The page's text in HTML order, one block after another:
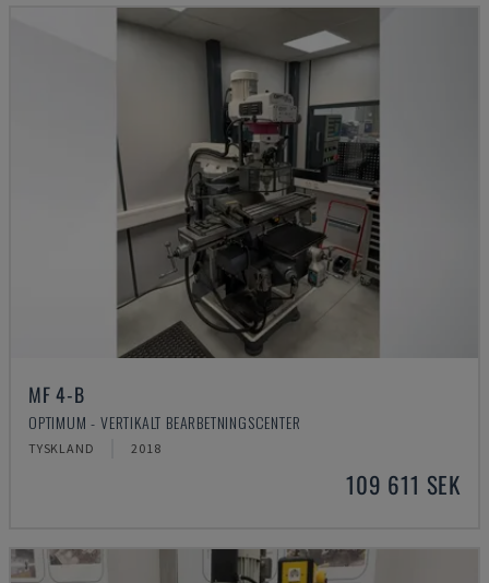
MF 4-B
OPTIMUM - VERTIKALT BEARBETNINGSCENTER
TYSKLAND 2018
109 611 SEK